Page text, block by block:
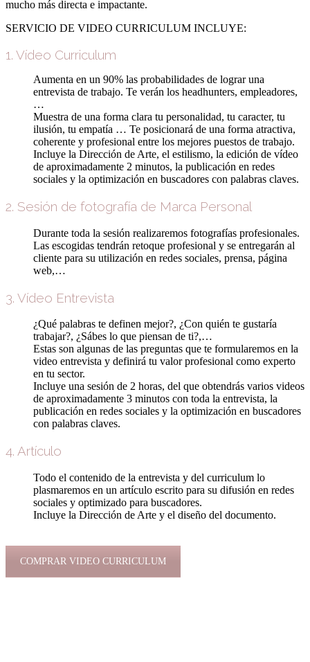
mucho más directa e impactante.
SERVICIO DE VIDEO CURRICULUM INCLUYE:
1. Vídeo Curriculum
Aumenta en un 90% las probabilidades de lograr una
entrevista de trabajo. Te verán los headhunters, empleadores,
…
Muestra de una forma clara tu personalidad, tu caracter, tu
ilusión, tu empatía … Te posicionará de una forma atractiva,
coherente y profesional entre los mejores puestos de trabajo.
Incluye la Dirección de Arte, el estilismo, la edición de vídeo
de aproximadamente 2 minutos, la publicación en redes
sociales y la optimización en buscadores con palabras claves.
2. Sesión de fotografía de Marca Personal
Durante toda la sesión realizaremos fotografías profesionales.
Las escogidas tendrán retoque profesional y se entregarán al
cliente para su utilización en redes sociales, prensa, página
web,…
3. Vídeo Entrevista
¿Qué palabras te definen mejor?, ¿Con quién te gustaría
trabajar?, ¿Sábes lo que piensan de ti?,…
Estas son algunas de las preguntas que te formularemos en la
video entrevista y definirá tu valor profesional como experto
en tu sector.
Incluye una sesión de 2 horas, del que obtendrás varios videos
de aproximadamente 3 minutos con toda la entrevista, la
publicación en redes sociales y la optimización en buscadores
con palabras claves.
4. Artículo
Todo el contenido de la entrevista y del curriculum lo
plasmaremos en un artículo escrito para su difusión en redes
sociales y optimizado para buscadores.
Incluye la Dirección de Arte y el diseño del documento.
COMPRAR VIDEO CURRICULUM